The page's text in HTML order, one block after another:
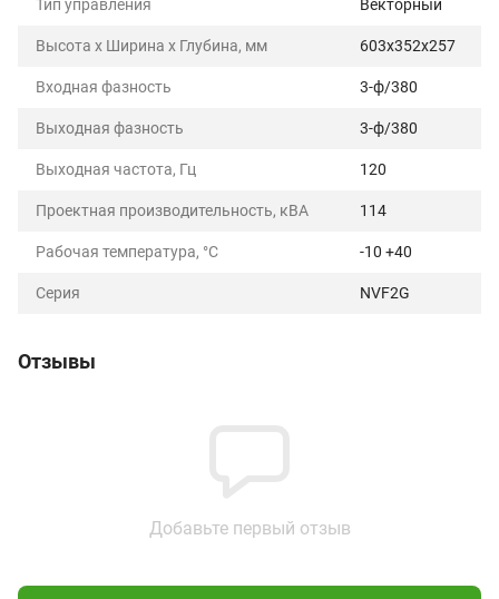
Тип управления Векторный
Высота х Ширина х Глубина, мм 603x352x257
Входная фазность 3-ф/380
Выходная фазность 3-ф/380
Выходная частота, Гц 120
Проектная производительность, кВА 114
Рабочая температура, °C -10 +40
Серия NVF2G
Отзывы
Добавьте первый отзыв